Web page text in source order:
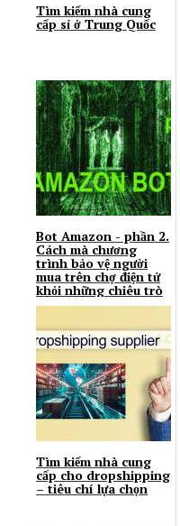
Tìm kiếm nhà cung
cấp sỉ ở Trung Quốc
Bot Amazon - phần 2.
Cách mà chương
trình bảo vệ người
mua trên chợ điện tử
khỏi những chiêu trò
của...
Tìm kiếm nhà cung
cấp cho dropshipping
– tiêu chí lựa chọn